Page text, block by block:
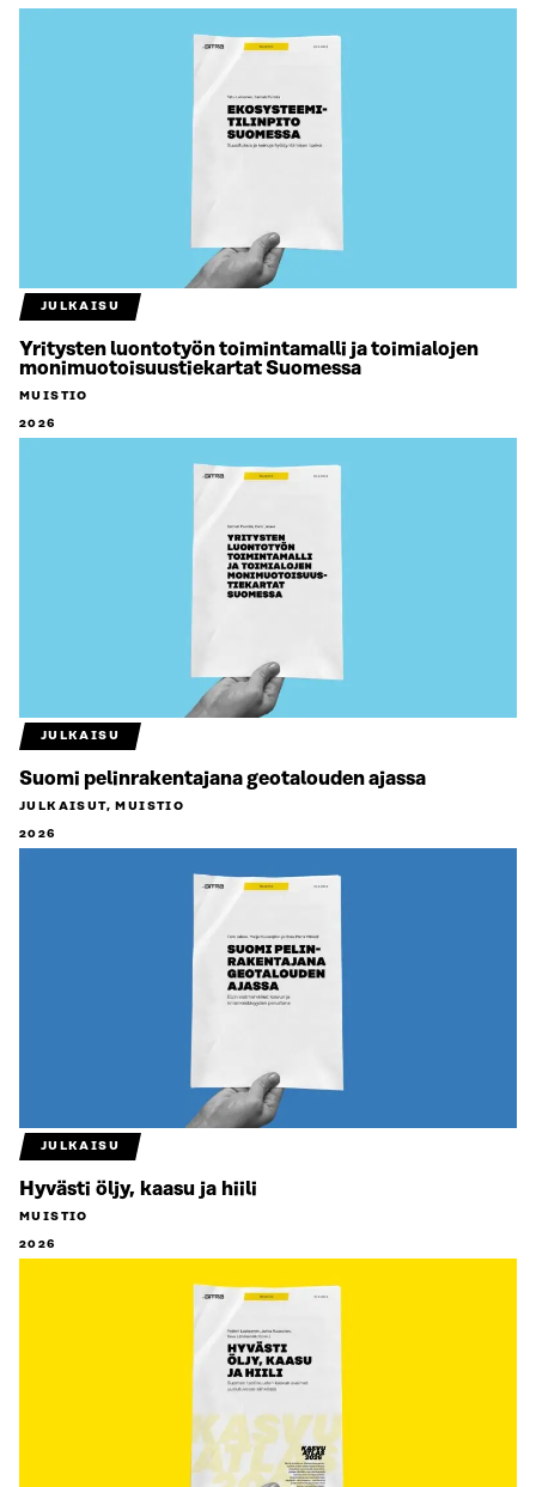
JULKAISU
Yritysten luontotyön toimintamalli ja toimialojen
monimuotoisuustiekartat Suomessa
MUISTIO
2026
JULKAISU
Suomi pelinrakentajana geotalouden ajassa
JULKAISUT, MUISTIO
2026
JULKAISU
Hyvästi öljy, kaasu ja hiili
MUISTIO
2026